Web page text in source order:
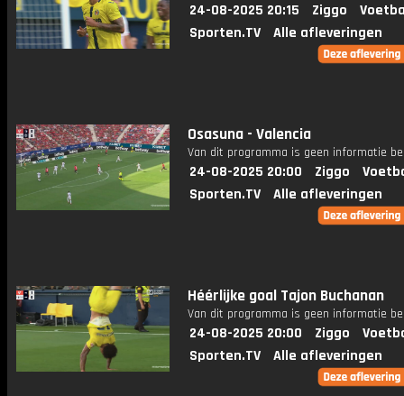
24-08-2025 20:15 Ziggo
Sporten.TV
Alle afleveringen
Osasuna - Valencia
Van dit programma is geen informatie
24-08-2025 20:00 Ziggo
Sporten.TV
Alle afleveringen
Héérlijke goal Tajon Buchanan
Van dit programma is geen informatie
24-08-2025 20:00 Ziggo
Sporten.TV
Alle afleveringen